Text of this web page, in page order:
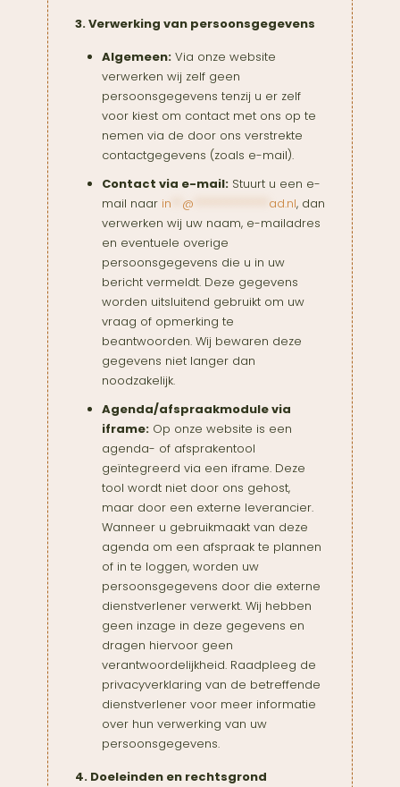
3. Verwerking van persoonsgegevens
Algemeen: Via onze website
verwerken wij zelf geen
persoonsgegevens tenzij u er zelf
voor kiest om contact met ons op te
nemen via de door ons verstrekte
contactgegevens (zoals e-mail).
Contact via e-mail: Stuurt u een e-
mail naar in @ ad.nl, dan
verwerken wij uw naam, e-mailadres
en eventuele overige
persoonsgegevens die u in uw
bericht vermeldt. Deze gegevens
worden uitsluitend gebruikt om uw
vraag of opmerking te
beantwoorden. Wij bewaren deze
gegevens niet langer dan
noodzakelijk.
Agenda/afspraakmodule via
iframe: Op onze website is een
agenda- of afsprakentool
geïntegreerd via een iframe. Deze
tool wordt niet door ons gehost,
maar door een externe leverancier.
Wanneer u gebruikmaakt van deze
agenda om een afspraak te plannen
of in te loggen, worden uw
persoonsgegevens door die externe
dienstverlener verwerkt. Wij hebben
geen inzage in deze gegevens en
dragen hiervoor geen
verantwoordelijkheid. Raadpleeg de
privacyverklaring van de betreffende
dienstverlener voor meer informatie
over hun verwerking van uw
persoonsgegevens.
4. Doeleinden en rechtsgrond